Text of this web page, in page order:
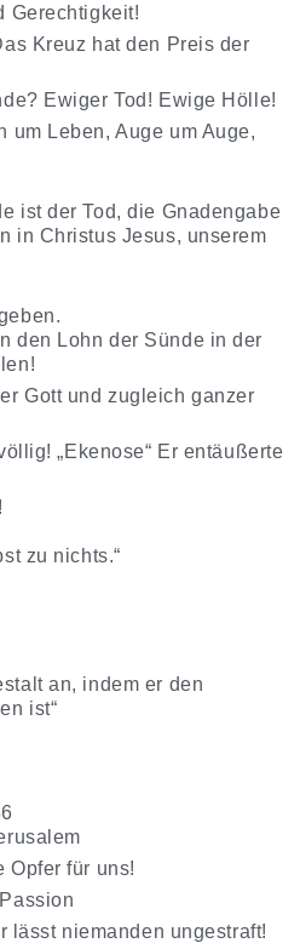
Gerechtigkeit!
Kreuz hat den Preis der
Ewiger Tod! Ewige Hölle!
um Leben, Auge um Auge,
ist der Tod, die Gnadengabe
in Christus Jesus, unserem
den Lohn der Sünde in der
Gott und zugleich ganzer
„Ekenose“ Er entäußerte
zu nichts.“
an, indem er den
ist“
Opfer für uns!
lässt niemanden ungestraft!